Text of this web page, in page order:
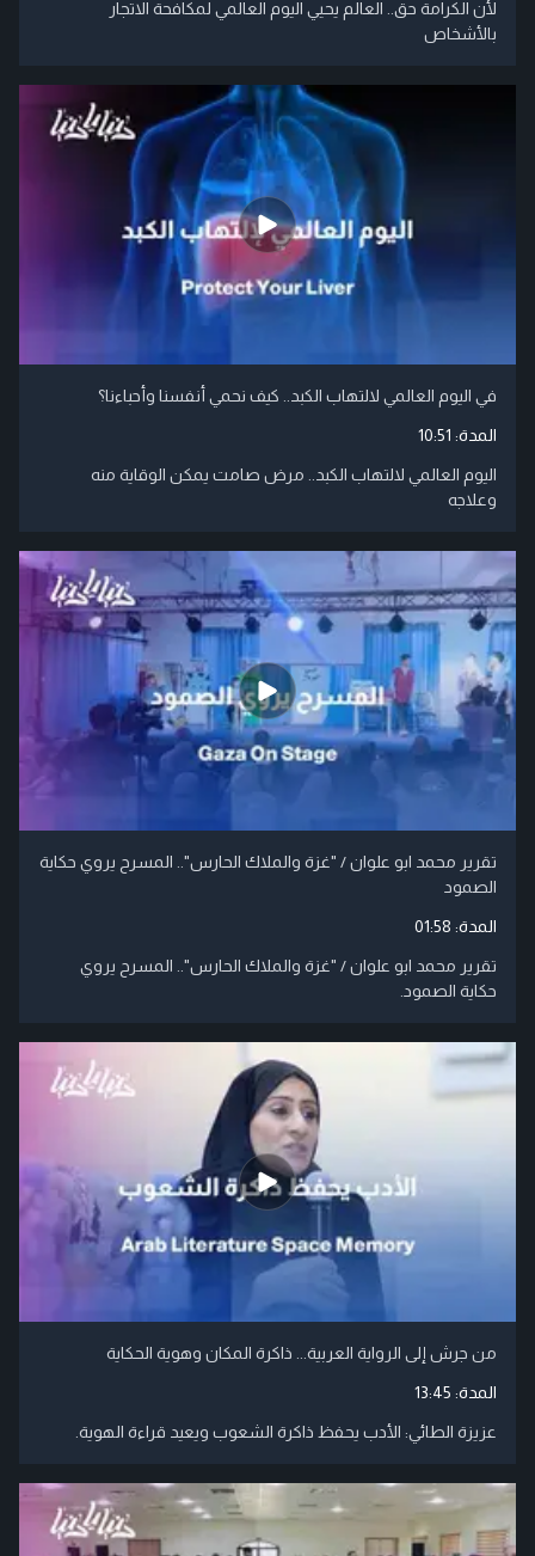
لأن الكرامة حق.. العالم يحيي اليوم العالمي لمكافحة الاتجار
بالأشخاص
في اليوم العالمي لالتهاب الكبد.. كيف نحمي أنفسنا وأحباءنا؟
المدة: 10:51
اليوم العالمي لالتهاب الكبد.. مرض صامت يمكن الوقاية منه
وعلاجه
تقرير محمد ابو علوان / "غزة والملاك الحارس".. المسرح يروي حكاية
الصمود
المدة: 01:58
تقرير محمد ابو علوان / "غزة والملاك الحارس".. المسرح يروي
حكاية الصمود.
من جرش إلى الرواية العربية... ذاكرة المكان وهوية الحكاية
المدة: 13:45
عزيزة الطائي: الأدب يحفظ ذاكرة الشعوب ويعيد قراءة الهوية.